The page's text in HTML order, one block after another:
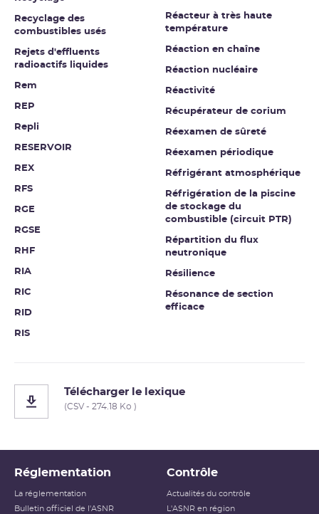
Recyclage des
combustibles usés
Rejets d'effluents
radioactifs liquides
Rem
REP
Repli
RESERVOIR
REX
RFS
RGE
RGSE
RHF
RIA
RIC
RID
RIS
Réacteur à très haute
température
Réaction en chaîne
Réaction nucléaire
Réactivité
Récupérateur de corium
Réexamen de sûreté
Réexamen périodique
Réfrigérant atmosphérique
Réfrigération de la piscine
de stockage du
combustible (circuit PTR)
Répartition du flux
neutronique
Résilience
Résonance de section
efficace
Télécharger le lexique
(CSV - 274.18 Ko )
Réglementation
La réglementation
Bulletin officiel de l'ASNR
Contrôle
Actualités du contrôle
L'ASNR en région